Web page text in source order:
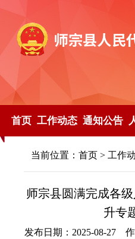
首页 工作动态 通知公告
当前位置： 首页 > 工作
师宗县圆满完成各
升专
发布日期：2025-08-27